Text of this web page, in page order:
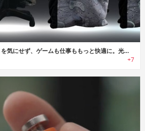
LEVEL UP WRAP｜寒さを気にせず、ゲームも仕事ももっと快適に。光るゲーミングチェア専用ブランケット
+7